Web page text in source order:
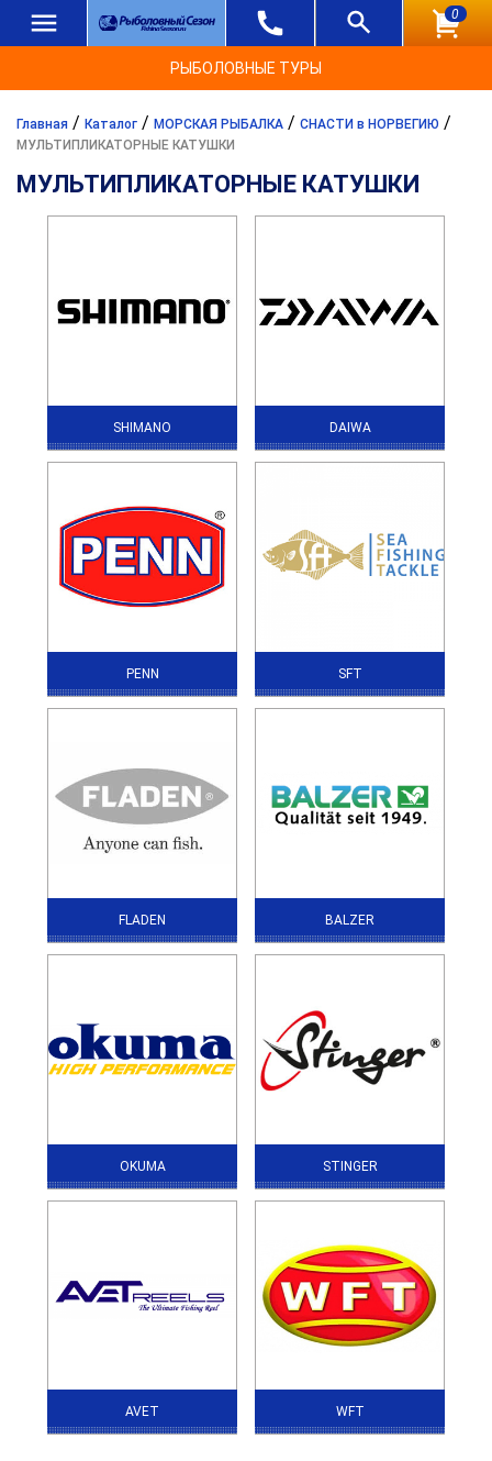
0
РЫБОЛОВНЫЕ ТУРЫ
Главная / Каталог / МОРСКАЯ РЫБАЛКА / СНАСТИ в НОРВЕГИЮ /
МУЛЬТИПЛИКАТОРНЫЕ КАТУШКИ
МУЛЬТИПЛИКАТОРНЫЕ КАТУШКИ
SHIMANO DAIWA
PENN SFT
FLADEN BALZER
OKUMA STINGER
AVET WFT